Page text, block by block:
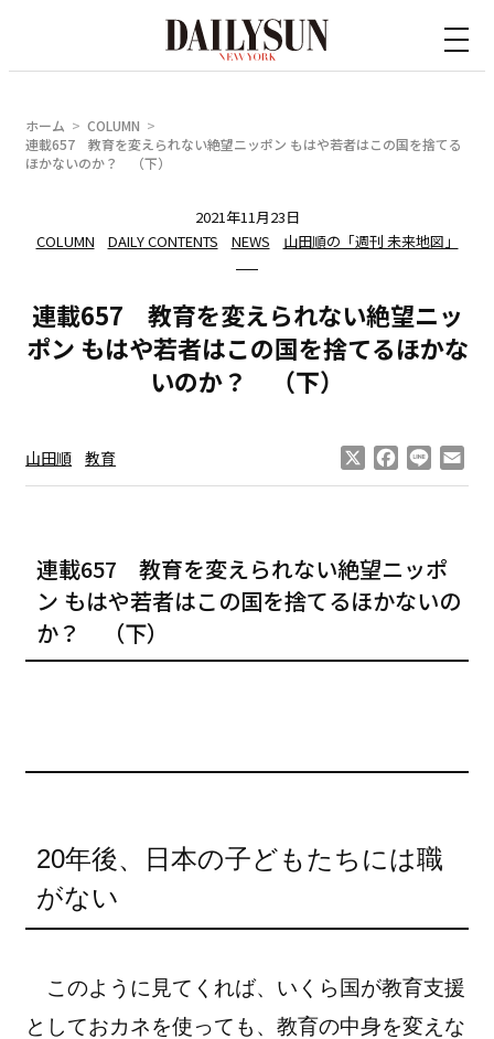
ホーム
COLUMN
連載657 教育を変えられない絶望ニッポン もはや若者はこの国を捨てる
ほかないのか？ （下）
2021年11月23日
COLUMN
DAILY CONTENTS NEWS 山田順の「週刊 未来地図」
連載657 教育を変えられない絶望ニッ
ポン もはや若者はこの国を捨てるほかな
いのか？ （下）
山田順 教育 Facebook
Line
連載657 教育を変えられない絶望ニッポ
ン もはや若者はこの国を捨てるほかないの
か？ （下）
20年後、日本の子どもたちには職
がない
このように見てくれば、いくら国が教育支援
としておカネを使っても、教育の中身を変えな